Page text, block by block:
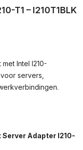
T1 – I210T1BLK
Intel I210-
servers,
Adapter I210-